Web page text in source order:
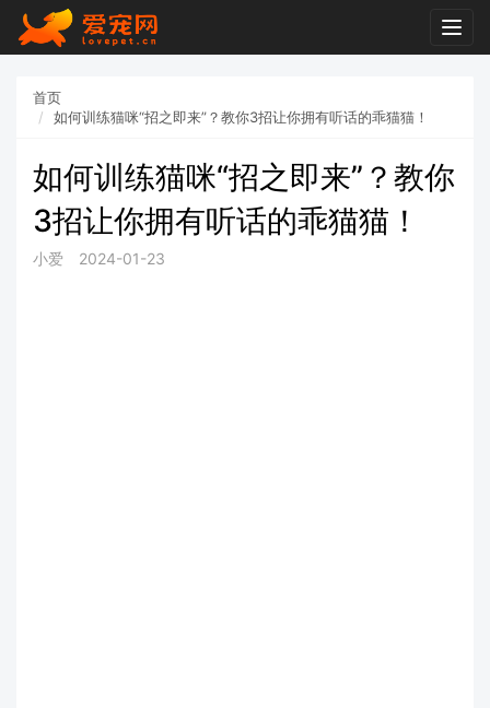
首页
如何训练猫咪“招之即来”？教你3招让你拥有听话的乖猫猫！
如何训练猫咪“招之即来”？教你
3招让你拥有听话的乖猫猫！
小爱 2024-01-23